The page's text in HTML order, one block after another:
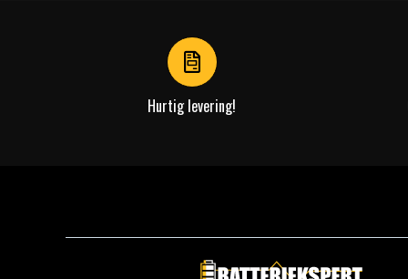
Hurtig levering!